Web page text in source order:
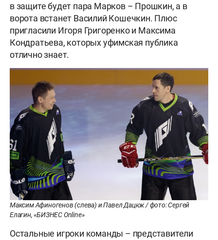
в защите будет пара Марков – Прошкин, а в
ворота встанет Василий Кошечкин. Плюс
пригласили Игоря Григоренко и Максима
Кондратьева, которых уфимская публика
отлично знает.
Максим Афиногенов (слева) и Павел Дацюк / фото: Сергей
Елагин, «БИЗНЕС Online»
Остальные игроки команды – представители